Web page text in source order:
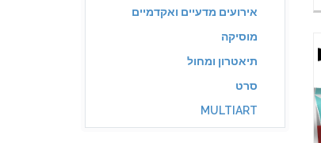
אירועים מדעיים ואקדמיים
מוסיקה
תיאטרון ומחול
סרט
MULTIART